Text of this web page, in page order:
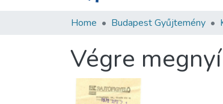
Home Budapest Gyűjtemény
Végre